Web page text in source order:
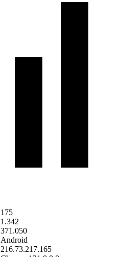
175
1.342
371.050
Android
216.73.217.165